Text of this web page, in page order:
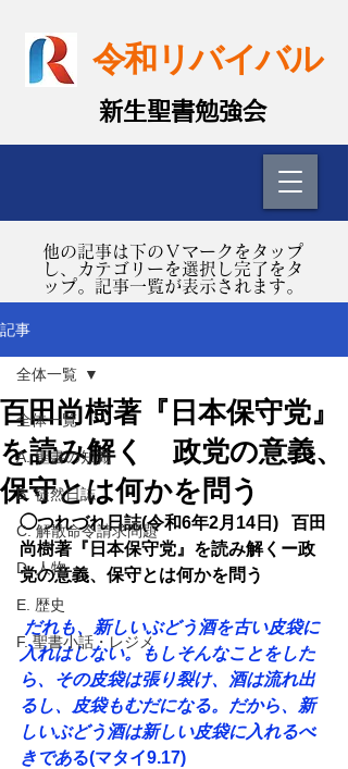
令和リバイバル
​新生聖書勉強会
​他の記事は下のＶマークをタップ
し、カテゴリーを選択し完了をタ
ップ。記事一覧が表示されます。
記事
全体一覧
A. 聖書の知識
B. 徒然日誌
C. 解散命令請求問題
D. 人物
E. 歴史
F. 聖書小話・レジメ
全体一覧
百田尚樹著『日本保守党』
を読み解く 政党の意義、
保守とは何かを問う
◯つれづれ日誌(令和6年2月14日)
百田
尚樹著『日本保守党』を読み解くー政
党の意義、保守とは何かを問う
だれも、新しいぶどう酒を古い皮袋に
入れはしない。もしそんなことをした
ら、その皮袋は張り裂け、酒は流れ出
るし、皮袋もむだになる。だから、新
しいぶどう酒は新しい皮袋に入れるべ
きである(マタイ9.17)